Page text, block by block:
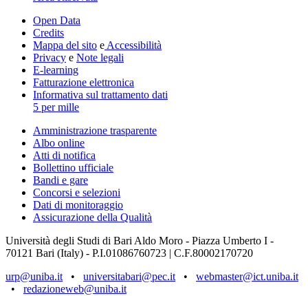
Open Data
Credits
Mappa del sito eAccessibilità
Privacy e Note legali
E-learning
Fatturazione elettronica
Informativa sul trattamento dati
5 per mille
Amministrazione trasparente
Albo online
Atti di notifica
Bollettino ufficiale
Bandi e gare
Concorsi e selezioni
Dati di monitoraggio
Assicurazione della Qualità
Università degli Studi di Bari Aldo Moro - Piazza Umberto I -
70121 Bari (Italy) - P.I.01086760723 | C.F.80002170720
urp@uniba.it• universitabari@pec.it• webmaster@ict.uniba.it
• redazioneweb@uniba.it